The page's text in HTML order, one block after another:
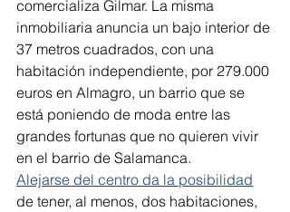
comercializa Gilmar. La misma
inmobiliaria anuncia un bajo interior de
37 metros cuadrados, con una
habitación independiente, por 279.000
euros en Almagro, un barrio que se
está poniendo de moda entre las
grandes fortunas que no quieren vivir
en el barrio de Salamanca.
Alejarse del centro da la posibilidad
de tener, al menos, dos habitaciones,